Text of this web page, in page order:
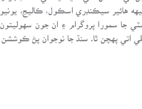
هائير سيڪنڊري اسڪول، ڪاليج،
جا سمورا پروگرام ۽ ان جون سهوليتون
پهچن ٿا. سنڌ جا نوجوان پڻ ڪوششن